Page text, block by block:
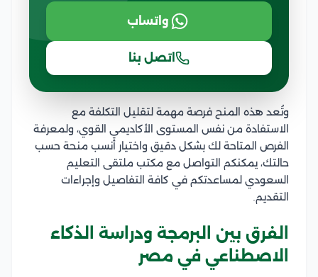
واتساب
اتصل بنا
وتُعد هذه المنح فرصة مهمة لتقليل التكلفة مع
الاستفادة من نفس المستوى الأكاديمي القوي، ولمعرفة
الفرص المتاحة لك بشكل دقيق واختيار أنسب منحة حسب
حالتك، يمكنكم التواصل مع مكتب ملتقى التعليم
السعودي لمساعدتكم في كافة التفاصيل وإجراءات
التقديم.
الفرق بين البرمجة ودراسة الذكاء
الاصطناعي في مصر